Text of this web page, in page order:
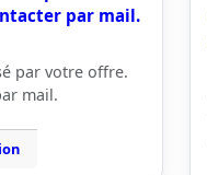
par mail.
par votre offre.
mail.